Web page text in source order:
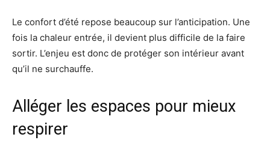
Le confort d’été repose beaucoup sur l’anticipation. Une
fois la chaleur entrée, il devient plus difficile de la faire
sortir. L’enjeu est donc de protéger son intérieur avant
qu’il ne surchauffe.
Alléger les espaces pour mieux
respirer